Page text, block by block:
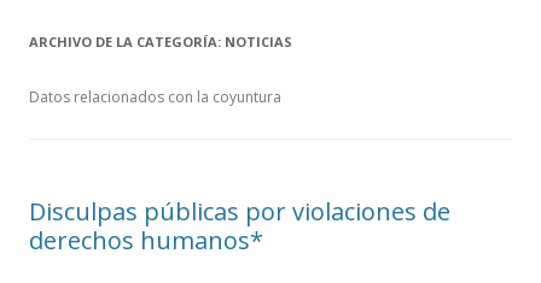
ARCHIVO DE LA CATEGORÍA: NOTICIAS
Datos relacionados con la coyuntura
Disculpas públicas por violaciones de
derechos humanos*